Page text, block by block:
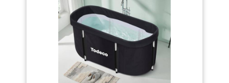
enseignes nationales, en
France, en Italie, en Espagne et
poursuit son développement sur
l’Europe. Les baignoires sont
stockées dans 4 dépôts sur des
points géographiques
stratégiques afin d’assurer une
livraison la plus proche et la
plus rapide. Votre commande
est expédiée partout en Europe